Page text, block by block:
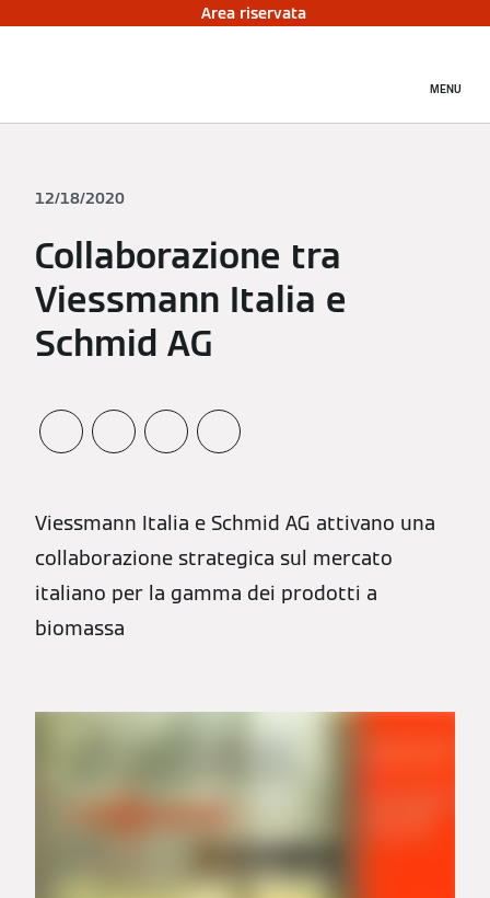
Area riservata
MENU
12/18/2020
Collaborazione tra
Viessmann Italia e
Schmid AG
Viessmann Italia e Schmid AG attivano una
collaborazione strategica sul mercato
italiano per la gamma dei prodotti a
biomassa